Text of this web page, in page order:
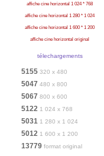
affiche cine horizontal 1 024 * 768
affiche cine horizontal 1 280 * 1 024
affiche cine horizontal 1 600 * 1 200
affiche cine horizontal original
télechargements
5155 320 x 480
5047 480 x 800
5067 800 x 600
5122 1 024 x 768
5031 1 280 x 1 024
5012 1 600 x 1 200
13779 format original